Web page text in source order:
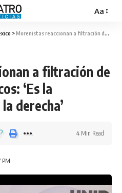
Aa
>Morenistas reaccionan a filtración de números telefónicos: ‘Es la desesperación de la derecha’
a filtración de
‘Es la
derecha’
PM
4 Min Read